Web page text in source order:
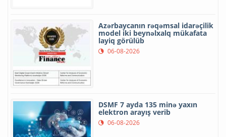
Azərbaycanın rəqəmsal idarəçilik
model iki beynəlxalq mükafata
layiq görülüb
06-08-2026
DSMF 7 ayda 135 minə yaxın
elektron arayış verib
06-08-2026